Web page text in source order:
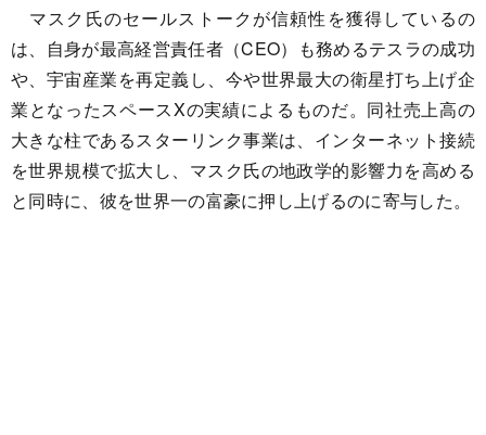
マスク氏のセールストークが信頼性を獲得しているの
は、自身が最高経営責任者（CEO）も務めるテスラの成功
や、宇宙産業を再定義し、今や世界最大の衛星打ち上げ企
業となったスペースXの実績によるものだ。同社売上高の
大きな柱であるスターリンク事業は、インターネット接続
を世界規模で拡大し、マスク氏の地政学的影響力を高める
と同時に、彼を世界一の富豪に押し上げるのに寄与した。